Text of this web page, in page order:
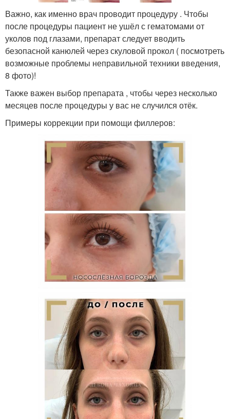
Важно, как именно врач проводит процедуру . Чтобы
после процедуры пациент не ушёл с гематомами от
уколов под глазами, препарат следует вводить
безопасной канюлей через скуловой прокол ( посмотреть
возможные проблемы неправильной техники введения,
8 фото)!
Также важен выбор препарата , чтобы через несколько
месяцев после процедуры у вас не случился отёк.
Примеры коррекции при помощи филлеров: